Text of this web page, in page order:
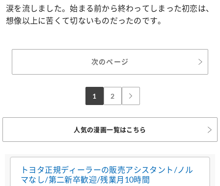
涙を流しました。始まる前から終わってしまった初恋は、
想像以上に苦くて切ないものだったのです。
次のページ
1 2
人気の漫画一覧はこちら
トヨタ正規ディーラーの販売アシスタント/ノル
マなし/第二新卒歓迎/残業月10時間